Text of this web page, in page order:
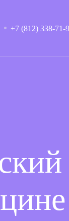
+7 (812) 338-71-